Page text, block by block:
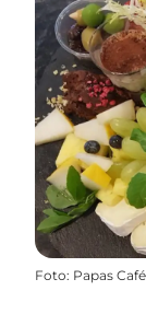
Foto: Papas